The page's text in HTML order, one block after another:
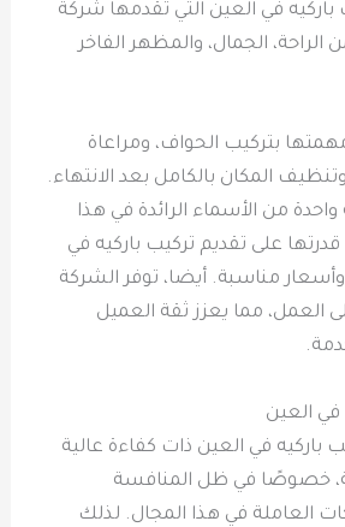
في العين التي تقدمها شركة
الجمال، والمظهر الفاخر
بتركيب الحواف، ومراعاة
المكان بالكامل بعد الانتهاء.
من الأسماء الرائدة في هذا
على تقديم تركيب باركيه في
مناسبة. أيضا، توفر الشركة
العمل، مما يعزز ثقة العميل
في العين
باركيه في العين ذات كفاءة عالية
خصوصًا في ظل المنافسة
العاملة في هذا المجال. لذلك